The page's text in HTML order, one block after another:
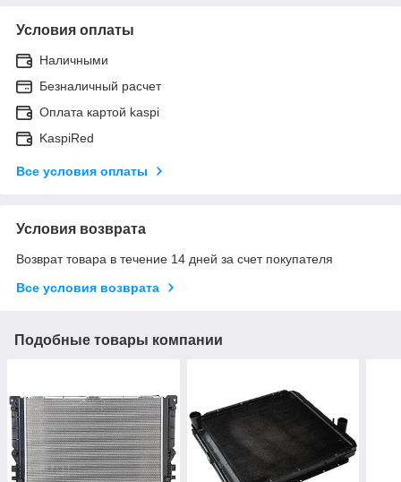
Условия оплаты
Наличными
Безналичный расчет
Оплата картой kaspi
KaspiRed
Все условия оплаты
Условия возврата
Возврат товара в течение 14 дней за счет покупателя
Все условия возврата
Подобные товары компании